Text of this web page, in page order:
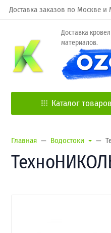
Доставка заказов по Москве и
Доставка
материалов.
Каталог товаров
Главная Водостоки